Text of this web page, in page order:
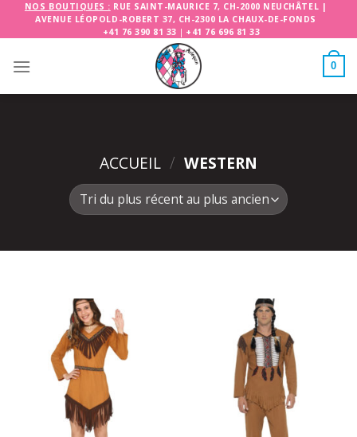
NOS BOUTIQUES : RUE SAINT-MAURICE 7, CH-2000 NEUCHÂTEL |
AVENUE LÉOPOLD-ROBERT 37, CH-2300 LA CHAUX-DE-FONDS
+41 76 390 81 33 | +41 76 696 81 33
0
ACCUEIL / WESTERN